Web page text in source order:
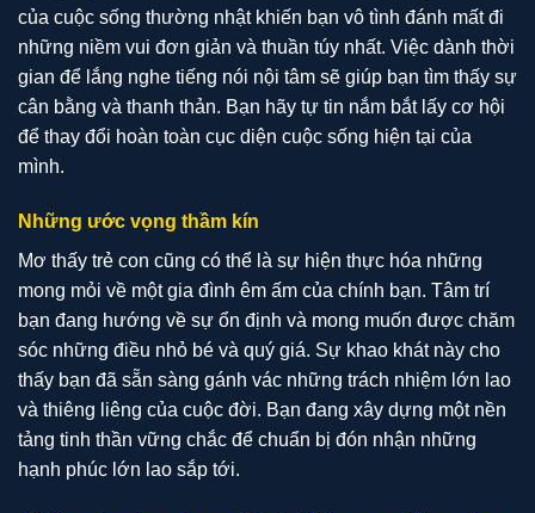
của cuộc sống thường nhật khiến bạn vô tình đánh mất đi
những niềm vui đơn giản và thuần túy nhất. Việc dành thời
gian để lắng nghe tiếng nói nội tâm sẽ giúp bạn tìm thấy sự
cân bằng và thanh thản. Bạn hãy tự tin nắm bắt lấy cơ hội
để thay đổi hoàn toàn cục diện cuộc sống hiện tại của
mình.
Những ước vọng thầm kín
Mơ thấy trẻ con cũng có thể là sự hiện thực hóa những
mong mỏi về một gia đình êm ấm của chính bạn. Tâm trí
bạn đang hướng về sự ổn định và mong muốn được chăm
sóc những điều nhỏ bé và quý giá. Sự khao khát này cho
thấy bạn đã sẵn sàng gánh vác những trách nhiệm lớn lao
và thiêng liêng của cuộc đời. Bạn đang xây dựng một nền
tảng tinh thần vững chắc để chuẩn bị đón nhận những
hạnh phúc lớn lao sắp tới.